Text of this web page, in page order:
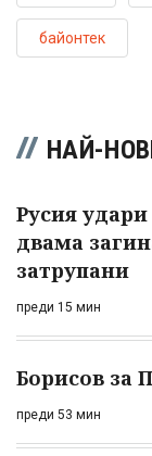
байонтек
НАЙ-
Русия
двама
затрупани
преди 15 мин
Борисов за
преди 53 мин